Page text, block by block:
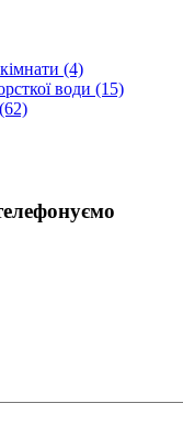
(4)
води (15)